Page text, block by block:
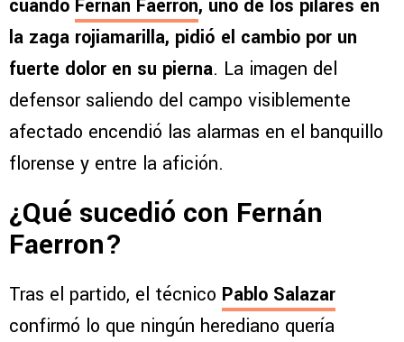
cuando Fernán Faerron, uno de los pilares en
la zaga rojiamarilla, pidió el cambio por un
fuerte dolor en su pierna. La imagen del
defensor saliendo del campo visiblemente
afectado encendió las alarmas en el banquillo
florense y entre la afición.
¿Qué sucedió con Fernán
Faerron?
Tras el partido, el técnico Pablo Salazar
confirmó lo que ningún herediano quería